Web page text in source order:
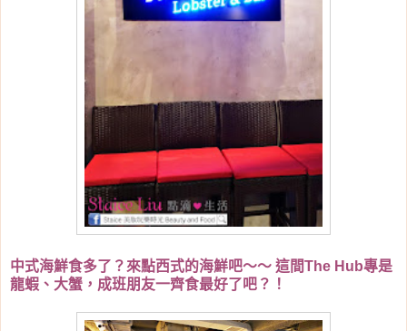
中式海鮮食多了？來點西式的海鮮吧～～ 這間The Hub專是
龍蝦、大蟹，成班朋友一齊食最好了吧？！